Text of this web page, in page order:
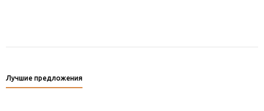
Лучшие предложения